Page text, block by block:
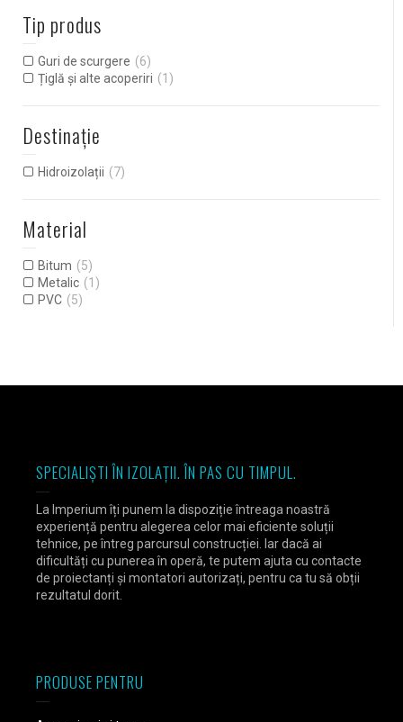
Tip produs
Guri de scurgere (6)
Țiglă și alte acoperiri (1)
Destinație
Hidroizolații (7)
Material
Bitum (5)
Metalic (1)
PVC (5)
SPECIALIȘTI ÎN IZOLAȚII. ÎN PAS CU TIMPUL.
La Imperium îți punem la dispoziție întreaga noastră
experiență pentru alegerea celor mai eficiente soluții
tehnice, pe întreg parcursul construcției. Iar dacă ai
dificultăți cu punerea în operă, te putem ajuta cu contacte
de proiectanți și montatori autorizați, pentru ca tu să obții
rezultatul dorit.
PRODUSE PENTRU